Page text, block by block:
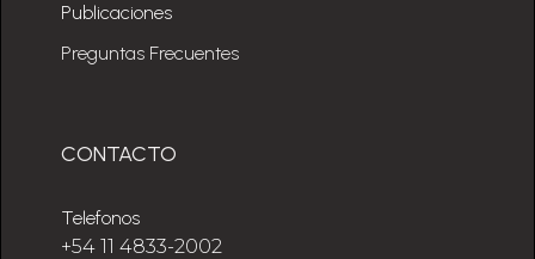
Publicaciones
Preguntas Frecuentes
CONTACTO
Telefonos
+54 11 4833-2002